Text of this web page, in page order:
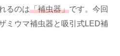
るのは「補虫器」です。今回
ミウマ補虫器と吸引式LED補